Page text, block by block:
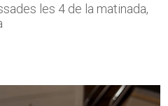
les 4 de la matinada,